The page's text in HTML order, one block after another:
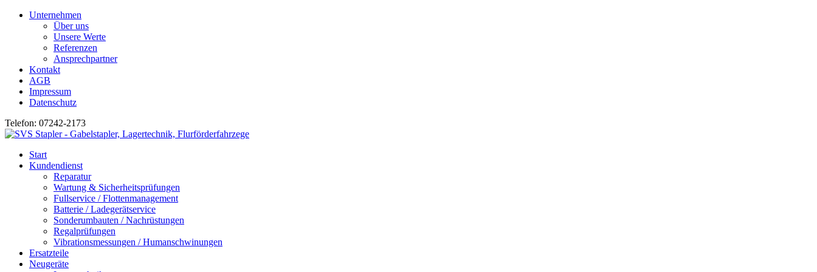
Unternehmen
Über uns
Unsere Werte
Referenzen
Ansprechpartner
Kontakt
AGB
Impressum
Datenschutz
Telefon: 07242-2173
Start
Kundendienst
Reparatur
Wartung & Sicherheitsprüfungen
Fullservice / Flottenmanagement
Batterie / Ladegerätservice
Sonderumbauten / Nachrüstungen
Regalprüfungen
Vibrationsmessungen / Humanschwinungen
Ersatzteile
Neugeräte